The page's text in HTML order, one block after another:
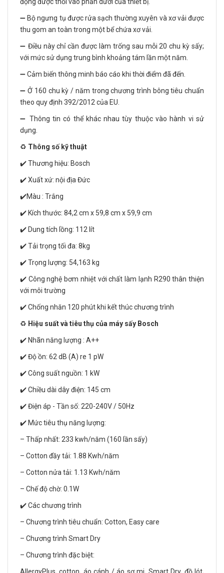
➖ Bộ ngưng tụ được rửa sạch thường xuyên và xơ vải được
thu gom an toàn trong một bể chứa xơ vải.
➖ Điều này chỉ cần được làm trống sau mỗi 20 chu kỳ sấy;
với mức sử dụng trung bình khoảng tám lần một năm.
➖ Cảm biến thông minh báo cáo khi thời điểm đã đến.
➖ Ở 160 chu kỳ / năm trong chương trình bông tiêu chuẩn
theo quy định 392/2012 của EU.
➖ Thông tin có thể khác nhau tùy thuộc vào hành vi sử
dụng.
♻️ Thông số kỹ thuật
✔️ Thương hiệu: Bosch
✔️ Xuất xứ: nội địa Đức
✔️Màu : Trắng
✔️ Kích thước: 84,2 cm x 59,8 cm x 59,9 cm
✔️ Dung tích lồng: 112 lít
✔️ Tải trọng tối đa: 8kg
✔️ Trọng lượng: 54,163 kg
✔️ Công nghệ bơm nhiệt với chất làm lạnh R290 thân thiện
với môi trường
✔️ Chống nhăn 120 phút khi kết thúc chương trình
♻️ Hiệu suất và tiêu thụ của máy sấy Bosch
✔️ Nhãn năng lượng : A++
✔️ Độ ồn: 62 dB (A) re 1 pW
✔️ Công suất nguồn: 1 kW
✔️ Chiều dài dây điện: 145 cm
✔️ Điện áp - Tần số: 220-240V / 50Hz
✔️ Mức tiêu thụ năng lượng:
– Thấp nhất: 233 kwh/năm (160 lần sấy)
– Cotton đầy tải: 1.88 Kwh/năm
– Cotton nửa tải: 1.13 Kwh/năm
– Chế độ chờ: 0.1W
✔️ Các chương trình
– Chương trình tiêu chuẩn: Cotton, Easy care
– Chương trình Smart Dry
– Chương trình đặc biệt: